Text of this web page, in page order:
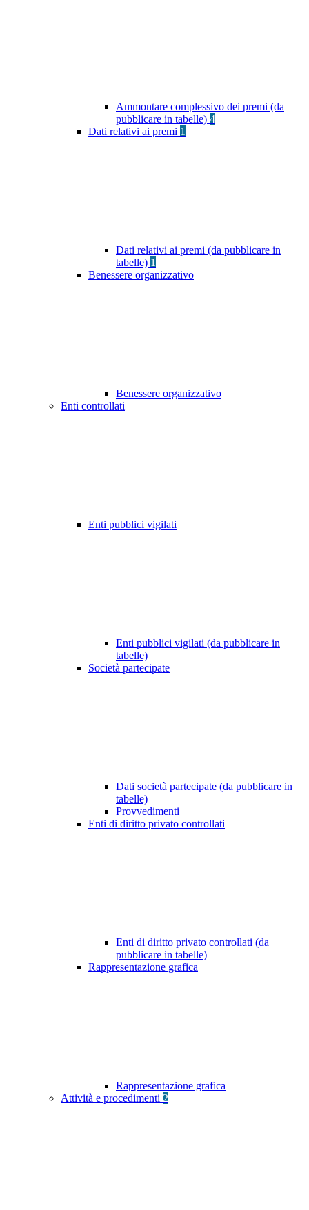
Ammontare complessivo dei premi (da
pubblicare in tabelle) 4
Dati relativi ai premi 1
Dati relativi ai premi (da pubblicare in
tabelle) 1
Benessere organizzativo
Benessere organizzativo
Enti controllati
Enti pubblici vigilati
Enti pubblici vigilati (da pubblicare in
tabelle)
Società partecipate
Dati società partecipate (da pubblicare in
tabelle)
Provvedimenti
Enti di diritto privato controllati
Enti di diritto privato controllati (da
pubblicare in tabelle)
Rappresentazione grafica
Rappresentazione grafica
Attività e procedimenti 2